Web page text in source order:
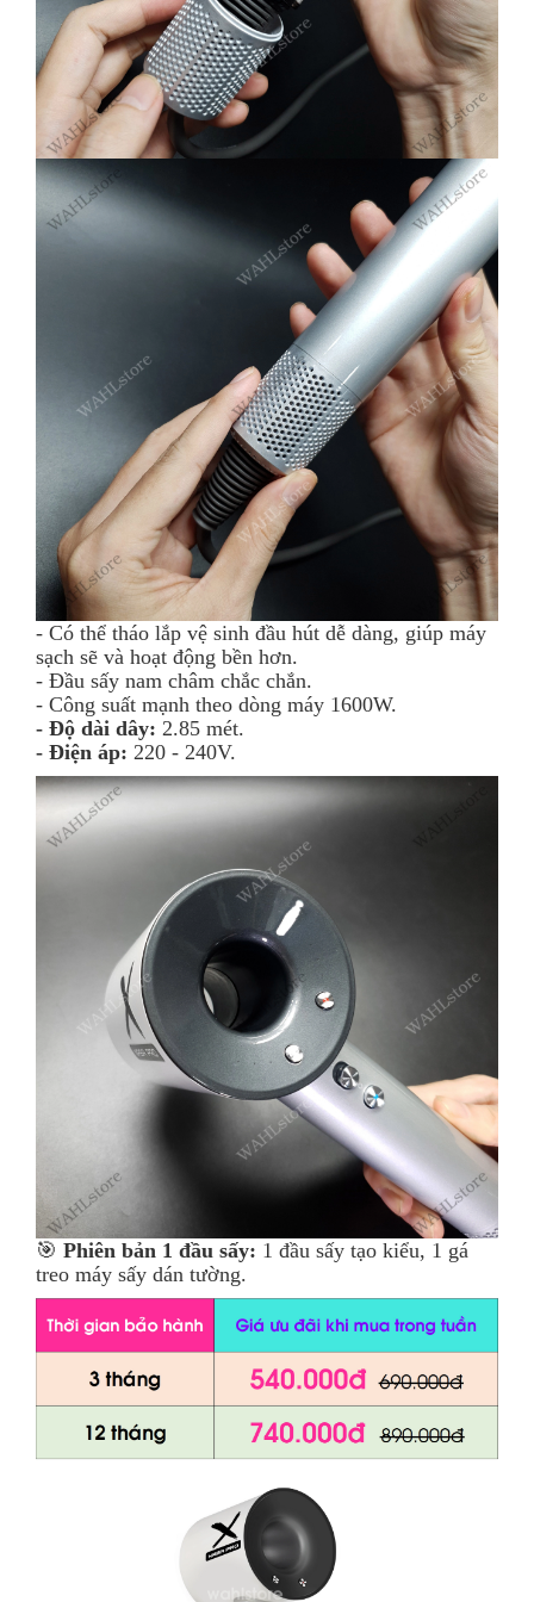
- Có thể tháo lắp vệ sinh đầu hút dễ dàng, giúp máy
sạch sẽ và hoạt động bền hơn.
- Đầu sấy nam châm chắc chắn.
- Công suất mạnh theo dòng máy 1600W.
- Độ dài dây: 2.85 mét.
- Điện áp: 220 - 240V.
🎯 Phiên bản 1 đầu sấy: 1 đầu sấy tạo kiểu, 1 gá
treo máy sấy dán tường.